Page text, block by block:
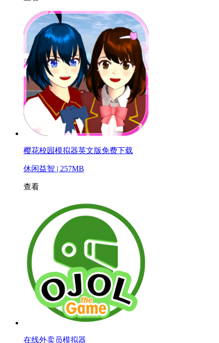
樱花校园模拟器英文版免费下载
休闲益智 | 257MB
查看
在线外卖员模拟器